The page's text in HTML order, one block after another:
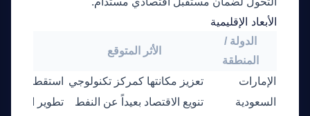
الأبعاد الإقليمية
الدولة /
المنطقة
الأثر المتوقع
الإمارات تعزيز مكانتها كمركز تكنولوجي
استقطاب
السعودية
تنويع الاقتصاد بعيداً عن النفط
تطوير البنية